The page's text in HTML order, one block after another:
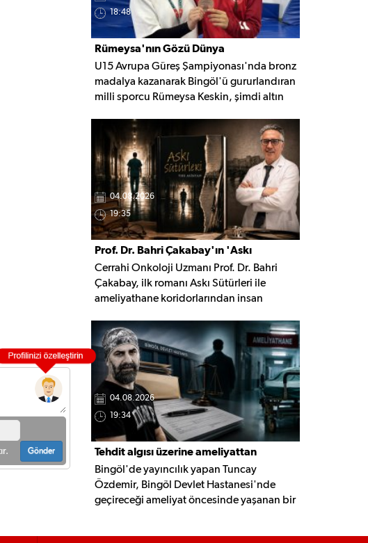
Gönder
18:48
Rümeysa'nın Gözü Dünya
Şampiyonluğunda
U15 Avrupa Güreş Şampiyonası'nda bronz
madalya kazanarak Bingöl'ü gururlandıran
milli sporcu Rümeysa Keskin, şimdi altın
Gözünü Avrupa ve Dünya
şampiyonluklarına diken Keskin, yeni
başarılar için çalışmalarını sürdürüyor.
04.08.2026
19:35
Prof. Dr. Bahri Çakabay'ın 'Askı
Sütürleri' kitabı çıktı
Cerrahi Onkoloji Uzmanı Prof. Dr. Bahri
Çakabay, ilk romanı Askı Sütürleri ile
ameliyathane koridorlarından insan
dostluk ve yaşam üzerine kurulu çok
katmanlı bir anlatıya imza attı.
04.08.2026
19:34
Tehdit algısı üzerine ameliyattan
vazgeçti, şikâyetçi oldu
Bingöl'de yayıncılık yapan Tuncay
Özdemir, Bingöl Devlet Hastanesi'nde
geçireceği ameliyat öncesinde yaşanan bir